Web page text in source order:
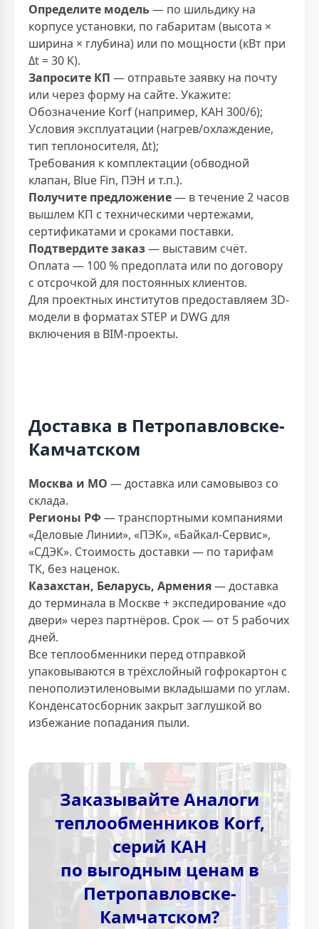
Определите модель— по шильдику на
корпусе установки, по габаритам (высота ×
ширина × глубина) или по мощности (кВт при
Δt = 30 K).
Запросите КП — отправьте заявку на почту
или через форму на сайте. Укажите:
Обозначение Korf (например, КАН 300/6);
Условия эксплуатации (нагрев/охлаждение,
тип теплоносителя, Δt);
Требования к комплектации (обводной
клапан, Blue Fin, ПЭН и т.п.).
Получите предложение— в течение 2 часов
вышлем КП с техническими чертежами,
сертификатами и сроками поставки.
Подтвердите заказ— выставим счёт.
Оплата — 100 % предоплата или по договору
с отсрочкой для постоянных клиентов.
Для проектных институтов предоставляем 3D-
модели в форматах STEP и DWG для
включения в BIM-проекты.
Доставка в Петропавловске-
Камчатском
Москва и МО — доставка или самовывоз со
склада.
Регионы РФ — транспортными компаниями
«Деловые Линии», «ПЭК», «Байкал-Сервис»,
«СДЭК». Стоимость доставки — по тарифам
ТК, без наценок.
Казахстан, Беларусь, Армения— доставка
до терминала в Москве + экспедирование «до
двери» через партнёров. Срок — от 5 рабочих
дней.
Все теплообменники перед отправкой
упаковываются в трёхслойный гофрокартон с
пенополиэтиленовыми вкладышами по углам.
Конденсатосборник закрыт заглушкой во
избежание попадания пыли.
Заказывайте Аналоги
теплообменников Korf,
серий КАН
по выгодным ценам в
Петропавловске-
Камчатском?